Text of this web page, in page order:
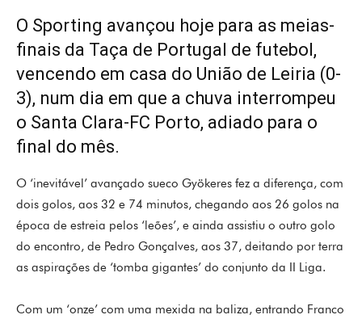
O Sporting avançou hoje para as meias-
finais da Taça de Portugal de futebol,
vencendo em casa do União de Leiria (0-
3), num dia em que a chuva interrompeu
o Santa Clara-FC Porto, adiado para o
final do mês.
O ‘inevitável’ avançado sueco Gyökeres fez a diferença, com
dois golos, aos 32 e 74 minutos, chegando aos 26 golos na
época de estreia pelos ‘leões’, e ainda assistiu o outro golo
do encontro, de Pedro Gonçalves, aos 37, deitando por terra
as aspirações de ‘tomba gigantes’ do conjunto da II Liga.
Com um ‘onze’ com uma mexida na baliza, entrando Franco